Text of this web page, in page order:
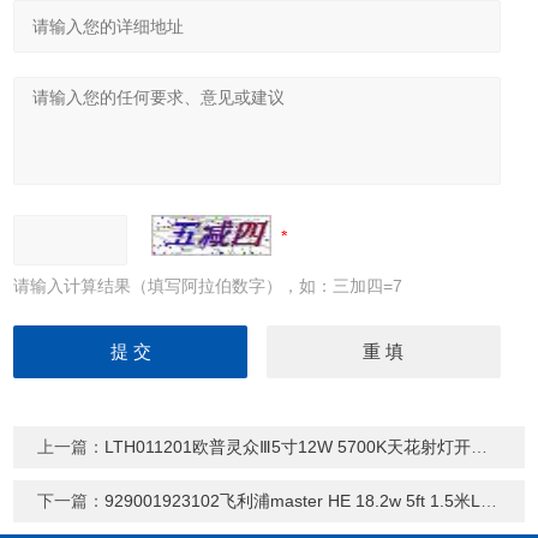
请输入计算结果（填写阿拉伯数字），如：三加四=7
上一篇： LTH011201欧普灵众Ⅲ5寸12W 5700K天花射灯开孔120mm
下一篇：929001923102飞利浦master HE 18.2w 5ft 1.5米LED灯管